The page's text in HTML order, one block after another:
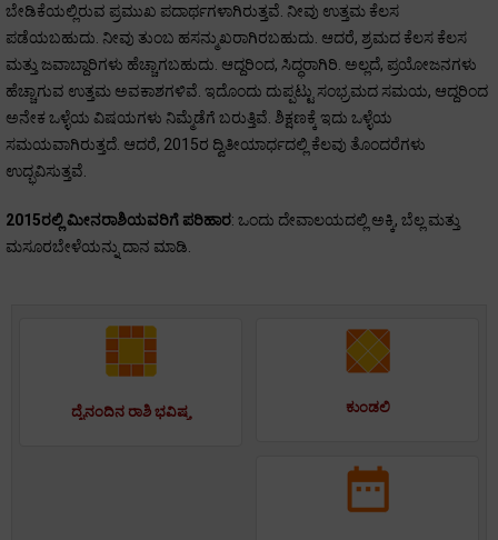
ಬೇಡಿಕೆಯಲ್ಲಿರುವ ಪ್ರಮುಖ ಪದಾರ್ಥಗಳಾಗಿರುತ್ತವೆ. ನೀವು ಉತ್ತಮ ಕೆಲಸ
ಪಡೆಯಬಹುದು. ನೀವು ತುಂಬ ಹಸನ್ಮುಖರಾಗಿರಬಹುದು. ಆದರೆ, ಶ್ರಮದ ಕೆಲಸ ಕೆಲಸ
ಮತ್ತು ಜವಾಬ್ದಾರಿಗಳು ಹೆಚ್ಚಾಗಬಹುದು. ಆದ್ದರಿಂದ, ಸಿದ್ಧರಾಗಿರಿ. ಅಲ್ಲದೆ, ಪ್ರಯೋಜನಗಳು
ಹೆಚ್ಚಾಗುವ ಉತ್ತಮ ಅವಕಾಶಗಳಿವೆ. ಇದೊಂದು ದುಪ್ಪಟ್ಟು ಸಂಭ್ರಮದ ಸಮಯ, ಆದ್ದರಿಂದ
ಅನೇಕ ಒಳ್ಳೆಯ ವಿಷಯಗಳು ನಿಮ್ಮೆಡೆಗೆ ಬರುತ್ತಿವೆ. ಶಿಕ್ಷಣಕ್ಕೆ ಇದು ಒಳ್ಳೆಯ
ಸಮಯವಾಗಿರುತ್ತದೆ. ಆದರೆ, 2015ರ ದ್ವಿತೀಯಾರ್ಧದಲ್ಲಿ ಕೆಲವು ತೊಂದರೆಗಳು
ಉದ್ಭವಿಸುತ್ತವೆ.
2015ರಲ್ಲಿ ಮೀನರಾಶಿಯವರಿಗೆ ಪರಿಹಾರ: ಒಂದು ದೇವಾಲಯದಲ್ಲಿ ಅಕ್ಕಿ, ಬೆಲ್ಲ ಮತ್ತು
ಮಸೂರಬೇಳೆಯನ್ನು ದಾನ ಮಾಡಿ.
ದೈನಂದಿನ ರಾಶಿ ಭವಿಷ್ಯ ಕುಂಡಲಿ